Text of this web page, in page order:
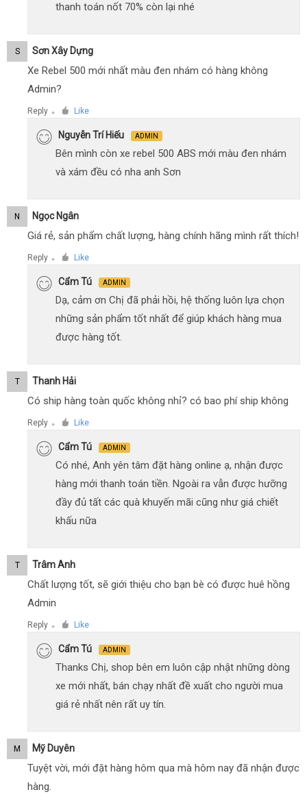
thanh toán nốt 70% còn lại nhé
S Sơn Xây Dựng
Xe Rebel 500 mới nhất màu đen nhám có hàng không
Admin?
Reply ● Like
Nguyễn Trí Hiếu ADMIN
Bên mình còn xe rebel 500 ABS mới màu đen nhám
và xám đều có nha anh Sơn
N Ngọc Ngân
Giá rẻ, sản phẩm chất lượng, hàng chính hãng mình rất thích!
Reply ● Like
Cẩm Tú ADMIN
Dạ, cảm ơn Chị đã phải hồi, hệ thống luôn lựa chọn
những sản phẩm tốt nhất để giúp khách hàng mua
được hàng tốt.
T Thanh Hải
Có ship hàng toàn quốc không nhỉ? có bao phí ship không
Reply ● Like
Cẩm Tú ADMIN
Có nhé, Anh yên tâm đặt hàng online ạ, nhận được
hàng mới thanh toán tiền. Ngoài ra vẫn được hưỡng
đầy đủ tất các quà khuyến mãi cũng như giá chiết
khấu nữa
T Trâm Anh
Chất lượng tốt, sẽ giới thiệu cho bạn bè có được huê hồng
Admin
Reply ● Like
Cẩm Tú ADMIN
Thanks Chị, shop bên em luôn cập nhật những dòng
xe mới nhất, bán chạy nhất đề xuất cho người mua
giá rẻ nhất nên rất uy tín.
M Mỹ Duyên
Tuyệt vời, mới đặt hàng hôm qua mà hôm nay đã nhận được
hàng.